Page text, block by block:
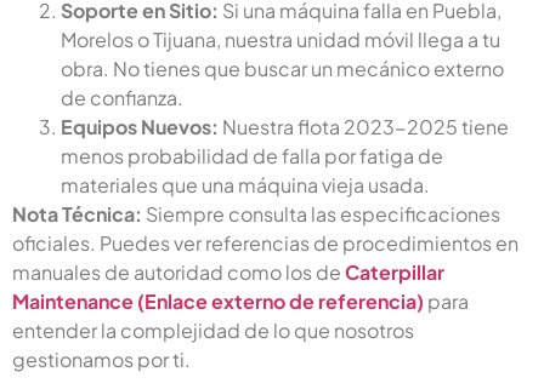
Soporte en Sitio: Si una máquina falla en Puebla,
Morelos o Tijuana, nuestra unidad móvil llega a tu
obra. No tienes que buscar un mecánico externo
de confianza.
Equipos Nuevos: Nuestra flota 2023-2025 tiene
menos probabilidad de falla por fatiga de
materiales que una máquina vieja usada.
Nota Técnica: Siempre consulta las especificaciones
oficiales. Puedes ver referencias de procedimientos en
manuales de autoridad como los deCaterpillar
Maintenance (Enlace externo de referencia) para
entender la complejidad de lo que nosotros
gestionamos por ti.